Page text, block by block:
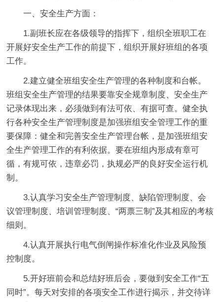
一、安全生产方面：
1.副班长应在各级领导的指挥下，组织全班职工在
开展好安全生产工作的前提下，组织开展好班组的各项
工作。
2.建立健全班组安全生产管理的各种制度和台帐。
班组安全生产管理的结果要靠安全规章制度、安全生产
记录体现出来，必须做到有法可依、有据可查。健全执
行各种安全生产管理制度是加强班组安全管理工作的重
要保障：健全和完善安全生产管理台帐，是加强班组安
全生产管理工作的有利依据。要在班组内形成有章可
循，有规可依，违章必罚，执规必严的良好安全运行机
制。
3.认真学习安全生产管理制度、缺陷管理制度、会
议管理制度、培训管理制度、“两票三制”及其相应的考核
细则。
4.认真开展执行电气倒闸操作标准化作业及风险预
控制度。
5.开好班前会和总结好班后会，要做到安全工作“五
同时”。每天对安排的各项安全工作进行揭示，并交待详